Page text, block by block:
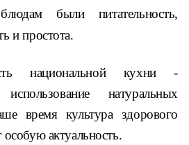
были питательность,
и простота.
национальной кухни -
натуральных
время культура здорового
особую актуальность.